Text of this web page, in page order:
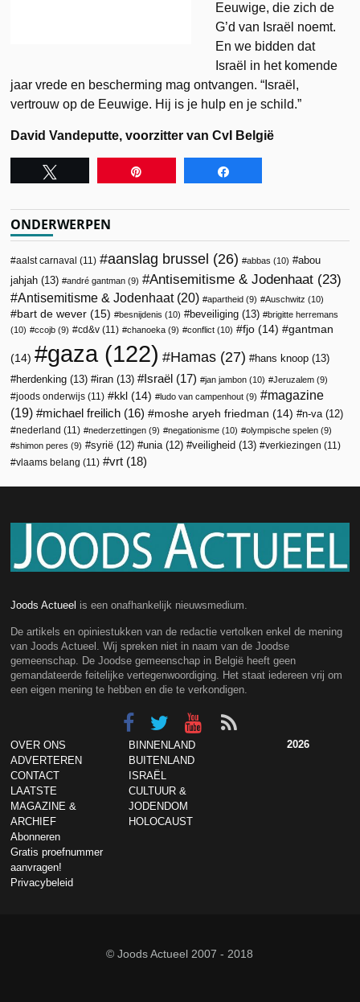
Eeuwige, die zich de
G’d van Israël noemt.
En we bidden dat
Israël in het komende
jaar vrede en bescherming mag ontvangen. “Israël,
vertrouw op de Eeuwige. Hij is je hulp en je schild.”
David Vandeputte, voorzitter van CvI België
ONDERWERPEN
aalst carnaval (11) aanslag brussel (26) abbas (10)
abou
jahjah (13) andré gantman (9) Antisemitisme & Jodenhaat (23)
Antisemitisme & Jodenhaat(20) apartheid (9) Auschwitz (10)
bart de wever (15) besnijdenis (10) beveiliging (13)
brigitte herremans
(10)
ccojb (9) cd&v (11) chanoeka (9) conflict (10) fjo (14) gantman
(14) gaza(122) Hamas (27) hans knoop (13)
herdenking (13) iran (13) Israël (17) jan jambon (10) Jeruzalem (9)
joods onderwijs (11) kkl (14) ludo van campenhout (9)
magazine
(19)
michael freilich (16) moshe aryeh friedman (14) n-va(12)
nederland (11) nederzettingen (9) negationisme (10) olympische spelen (9)
shimon peres (9) syrië (12) unia(12) veiligheid (13) verkiezingen (11)
vlaams belang (11) vrt (18)
Joods Actueel is een onafhankelijk nieuwsmedium.
De artikels en opiniestukken van de redactie vertolken enkel de mening
van Joods Actueel. Wij spreken niet in naam van de Joodse
gemeenschap. De Joodse gemeenschap in België heeft geen
gemandateerde feitelijke vertegenwoordiging. Het staat iedereen vrij om
een eigen mening te hebben en die te verkondigen.
OVER ONS
ADVERTEREN
CONTACT
LAATSTE
MAGAZINE &
ARCHIEF
Abonneren
Gratis proefnummer
aanvragen!
Privacybeleid
BINNENLAND
BUITENLAND
ISRAËL
CULTUUR &
JODENDOM
HOLOCAUST
2026
© Joods Actueel 2007 - 2018